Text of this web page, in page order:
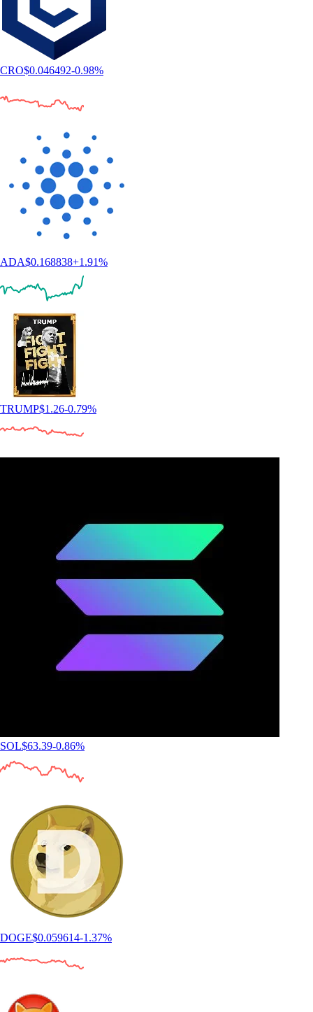
CRO$0.046492-0.98%
ADA$0.168838+1.91%
TRUMP$1.26-0.79%
SOL$63.39-0.86%
DOGE$0.059614-1.37%